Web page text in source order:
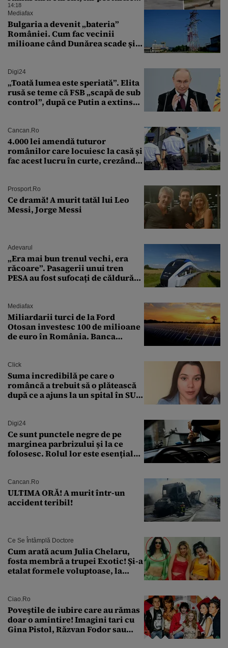
au fost închise
14:18
Mediafax
Bulgaria a devenit „bateria”
României. Cum fac vecinii
milioane când Dunărea scade și
Digi24
„Toată lumea este speriată”. Elita
rusă se teme că FSB „scapă de sub
control”, după ce Putin a extins
Cancan.ro
4.000 lei amendă tuturor
românilor care locuiesc la casă și
fac acest lucru în curte, crezând
Prosport.ro
Ce dramă! A murit tatăl lui Leo
Messi, Jorge Messi
Adevarul
„Era mai bun trenul vechi, era
răcoare”. Pasagerii unui tren
PESA au fost sufocați de căldură
Mediafax
Miliardarii turci de la Ford
Otosan investesc 100 de milioane
de euro în România. Banca
Click
Suma incredibilă pe care o
româncă a trebuit să o plătească
după ce a ajuns la un spital în SUA:
Digi24
Ce sunt punctele negre de pe
marginea parbrizului și la ce
folosesc. Rolul lor este esențial
Cancan.ro
ULTIMA ORĂ! A murit într-un
accident teribil!
Ce Se Întâmplă Doctore
Cum arată acum Julia Chelaru,
fosta membră a trupei Exotic! Și-a
etalat formele voluptoase, la
Ciao.ro
Poveştile de iubire care au rămas
doar o amintire! Imagini tari cu
Gina Pistol, Răzvan Fodor sau